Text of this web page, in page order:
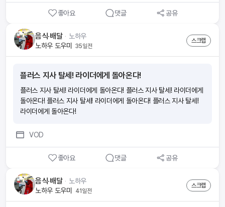
좋아요 댓글 공유
음식·배달ᆞ 노하우
노하우 도우미 35일전
스크랩
플러스 지사 탈세! 라이더에게 돌아온다!
플러스 지사 탈세! 라이더에게 돌아온다! 플러스 지사 탈세! 라이더에게
돌아온다! 플러스 지사 탈세! 라이더에게 돌아온다! 플러스 지사 탈세!
라이더에게 돌아온다!
VOD
좋아요 댓글 공유
음식·배달ᆞ 노하우
노하우 도우미
41일전
스크랩